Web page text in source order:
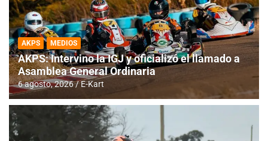
AKPS MEDIOS
AKPS: Intervino la IGJ y oficializó el llamado a
Asamblea General Ordinaria
6 agosto, 2026 E-Kart